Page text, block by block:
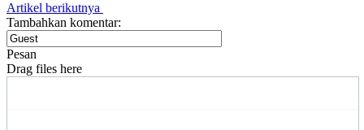
Artikel berikutnya
Tambahkan komentar:
Pesan
Drag files here